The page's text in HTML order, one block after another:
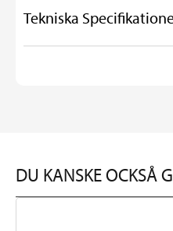
Tekniska
DU KANSKE OCKSÅ